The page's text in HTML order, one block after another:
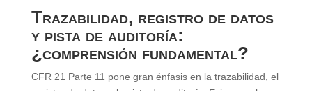
Trazabilidad, registro de datos
y pista de auditoría:
¿comprensión fundamental?
CFR 21 Parte 11 pone gran énfasis en la trazabilidad, el